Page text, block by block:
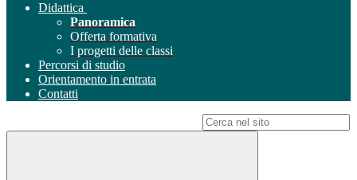
Didattica
Panoramica
Offerta formativa
I progetti delle classi
Percorsi di studio
Orientamento in entrata
Contatti